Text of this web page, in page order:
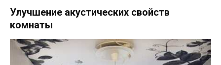
Улучшение акустических свойств
комнаты